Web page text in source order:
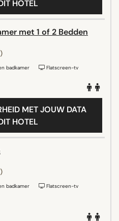
HOTEL
met 1 of 2 Bedden
badkamer Flatscreen-tv
MET JOUW DATA
HOTEL
badkamer
Flatscreen-tv